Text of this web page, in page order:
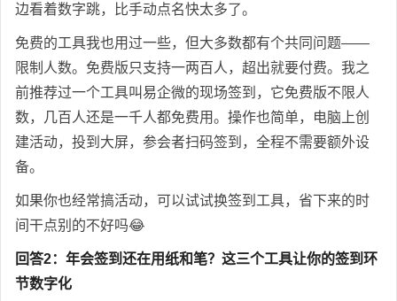
边看着数字跳，比手动点名快太多了。
免费的工具我也用过一些，但大多数都有个共同问题——
限制人数。免费版只支持一两百人，超出就要付费。我之
前推荐过一个工具叫易企微的现场签到，它免费版不限人
数，几百人还是一千人都免费用。操作也简单，电脑上创
建活动，投到大屏，参会者扫码签到，全程不需要额外设
备。
如果你也经常搞活动，可以试试换签到工具，省下来的时
间干点别的不好吗😂
回答2：年会签到还在用纸和笔？这三个工具让你的签到环
节数字化